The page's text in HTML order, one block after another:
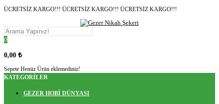
ÜCRETSİZ KARGO!!! ÜCRETSİZ KARGO!!! ÜCRETSİZ KARGO!!!
0
0,00 ₺
Sepete Henüz Ürün eklemediniz!
KATEGORILER
GEZER HOBİ DÜNYASI